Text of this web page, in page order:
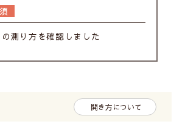
測り方を確認しました
開き方について